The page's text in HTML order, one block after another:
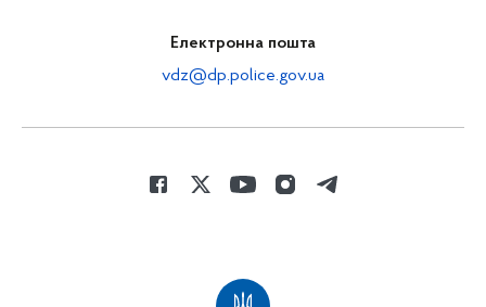
Електронна пошта
vdz@dp.police.gov.ua